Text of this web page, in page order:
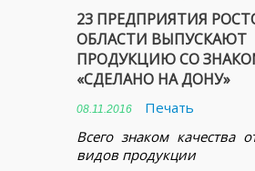
23 ПРЕДПРИЯТИЯ
ОБЛАСТИ ВЫПУСКАЮТ
ПРОДУКЦИЮ СО
«СДЕЛАНО НА ДОНУ»
08.11.2016
Печать
Всего знаком качества
видов продукции